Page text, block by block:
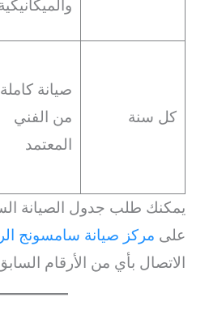
كل سنة
صيانة كاملة
من الفني
المعتمد
يمكنك طلب جدول الصيانة
على مركز صيانة سامسونج
الاتصال بأي من الأرقام